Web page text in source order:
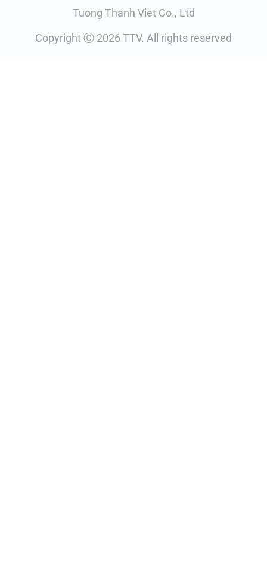
Tuong Thanh Viet Co., Ltd
Copyright Ⓒ 2026 TTV. All rights reserved